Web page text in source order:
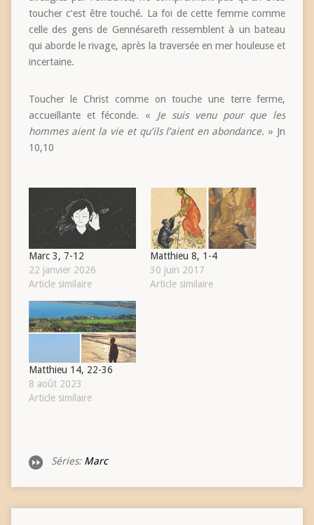
toucher c’est être touché. La foi de cette femme comme
celle des gens de Gennésareth ressemblent à un bateau
qui aborde le rivage, après la traversée en mer houleuse et
incertaine.
Toucher le Christ comme on touche une terre ferme,
accueillante et féconde. « Je suis venu pour que les
hommes aient la vie et qu’ils l’aient en abondance. » Jn
10,10
Marc 3, 7-12
22 janvier 2026
Article similaire
Matthieu 8, 1-4
30 juin 2017
Article similaire
Matthieu 14, 22-36
8 août 2023
Article similaire
Séries: Marc